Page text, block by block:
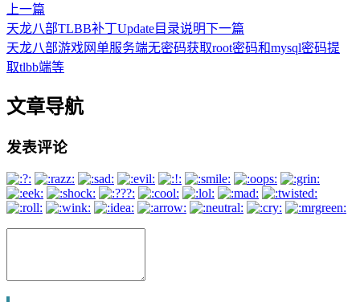
上一篇
天龙八部TLBB补丁Update目录说明下一篇
天龙八部游戏网单服务端无密码获取root密码和mysql密码提
取tlbb端等
文章导航
发表评论